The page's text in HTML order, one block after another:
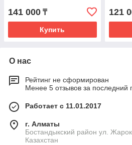
141 000 ₸
Купить
121
О нас
Рейтинг не сформирован
Менее 5 отзывов за последний
Работает с 11.01.2017
г. Алматы
Бостандыкский район ул.
Казахстан